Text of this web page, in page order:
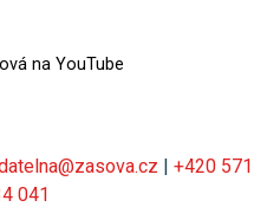
na YouTube
| +420 571
041